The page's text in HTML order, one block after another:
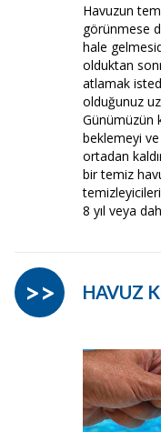
Havuzun
görünmese
hale
olduktan
atlamak
olduğunuz
Günümüzün
beklemeyi
ortadan
bir temiz
8 yıl veya
HAVUZ
>>